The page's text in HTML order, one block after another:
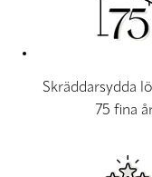
Skräddarsydda
75 fina